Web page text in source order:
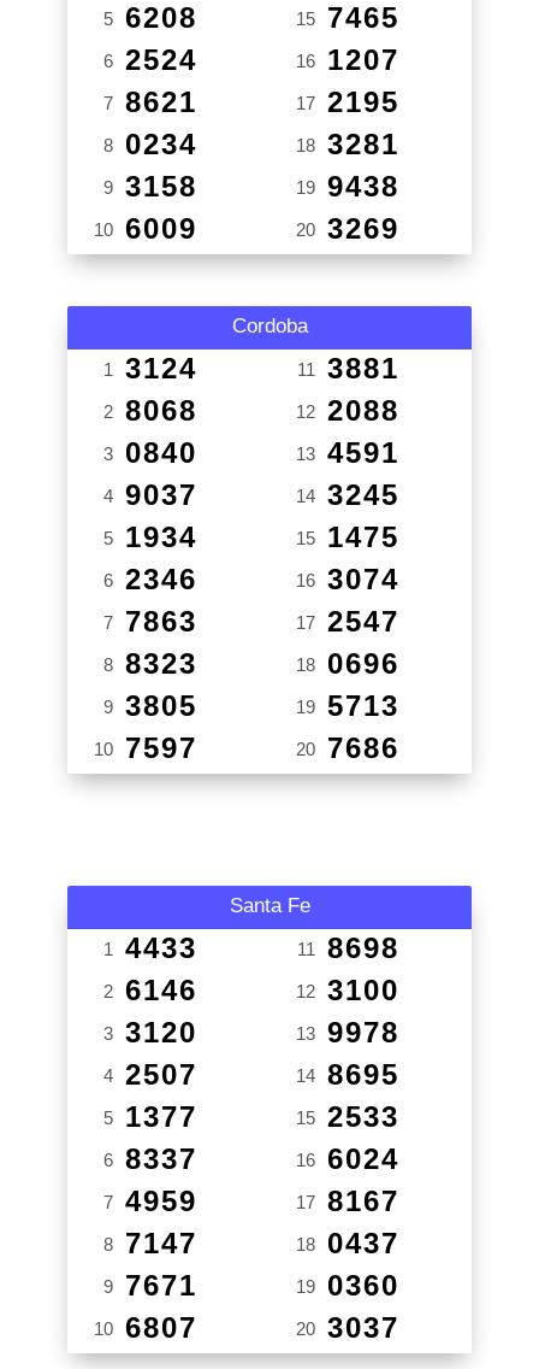
5 6208
6 2524
7 8621
8 0234
9 3158
10 6009
15 7465
16 1207
17 2195
18 3281
19 9438
20 3269
Cordoba
1 3124
2 8068
3 0840
4 9037
5 1934
6 2346
7 7863
8 8323
9 3805
10 7597
11 3881
12 2088
13 4591
14 3245
15 1475
16 3074
17 2547
18 0696
19 5713
20 7686
Santa Fe
1 4433
2 6146
3 3120
4 2507
5 1377
6 8337
7 4959
8 7147
9 7671
10 6807
11 8698
12 3100
13 9978
14 8695
15 2533
16 6024
17 8167
18 0437
19 0360
20 3037